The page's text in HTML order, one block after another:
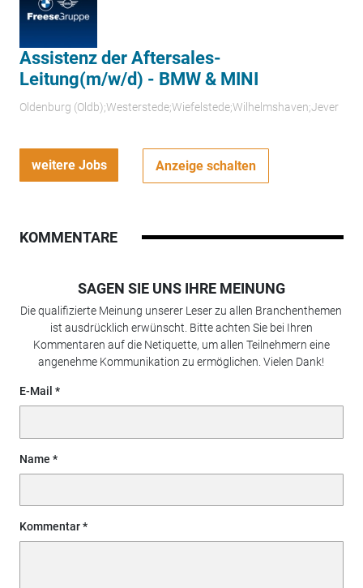
Assistenz der Aftersales-
Leitung(m/w/d) - BMW & MINI
Oldenburg (Oldb);Westerstede;Wiefelstede;Wilhelmshaven;Jever
weitere Jobs Anzeige schalten
KOMMENTARE
SAGEN SIE UNS IHRE MEINUNG
Die qualifizierte Meinung unserer Leser zu allen Branchenthemen
ist ausdrücklich erwünscht. Bitte achten Sie bei Ihren
Kommentaren auf die Netiquette, um allen Teilnehmern eine
angenehme Kommunikation zu ermöglichen. Vielen Dank!
E-Mail
Name
Kommentar